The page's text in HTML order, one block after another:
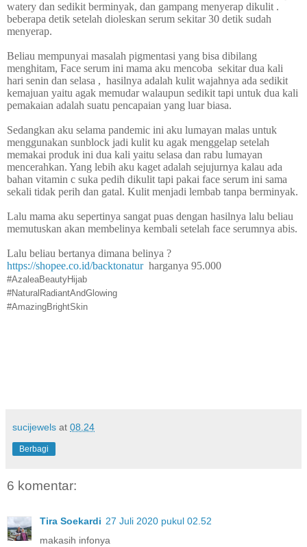
watery dan sedikit berminyak, dan gampang menyerap dikulit .
beberapa detik setelah dioleskan serum sekitar 30 detik sudah
menyerap.
Beliau mempunyai masalah pigmentasi yang bisa dibilang
menghitam, Face serum ini mama aku mencoba sekitar dua kali
hari senin dan selasa , hasilnya adalah kulit wajahnya ada sedikit
kemajuan yaitu agak memudar walaupun sedikit tapi untuk dua kali
pemakaian adalah suatu pencapaian yang luar biasa.
Sedangkan aku selama pandemic ini aku lumayan malas untuk
menggunakan sunblock jadi kulit ku agak menggelap setelah
memakai produk ini dua kali yaitu selasa dan rabu lumayan
mencerahkan. Yang lebih aku kaget adalah sejujurnya kalau ada
bahan vitamin c suka pedih dikulit tapi pakai face serum ini sama
sekali tidak perih dan gatal. Kulit menjadi lembab tanpa berminyak.
Lalu mama aku sepertinya sangat puas dengan hasilnya lalu beliau
memutuskan akan membelinya kembali setelah face serumnya abis.
Lalu beliau bertanya dimana belinya ?
https://shopee.co.id/backtonatur harganya 95.000
#AzaleaBeautyHijab
#NaturalRadiantAndGlowing
#AmazingBrightSkin
sucijewels at 08.24
Berbagi
6 komentar:
Tira Soekardi 27 Juli 2020 pukul 02.52
makasih infonya